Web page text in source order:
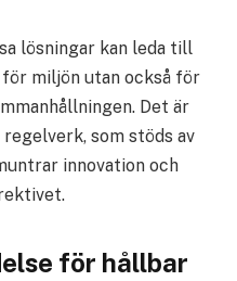
lösningar kan leda till
miljön utan också för
Det är
som stöds av
innovation och
för hållbar